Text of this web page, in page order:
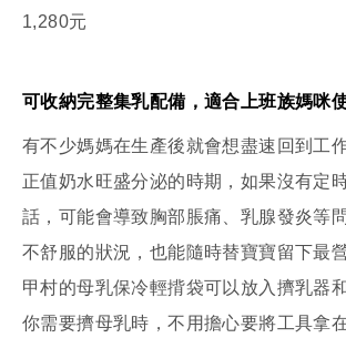
1,280元
可收納完整集乳配備，適合上班族媽咪
有不少媽媽在生產後就會想盡速回到工
正值奶水旺盛分泌的時期，如果沒有定
話，可能會導致胸部脹痛、乳腺發炎等
不舒服的狀況，也能隨時替寶寶留下最
甲村的母乳保冷輕揹袋可以放入擠乳器
你需要擠母乳時，不用擔心要將工具拿